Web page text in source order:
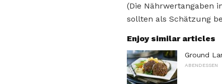
(Die Nährwertangaben
sollten als Schätzung
Enjoy similar articles
Ground
ABENDESSEN